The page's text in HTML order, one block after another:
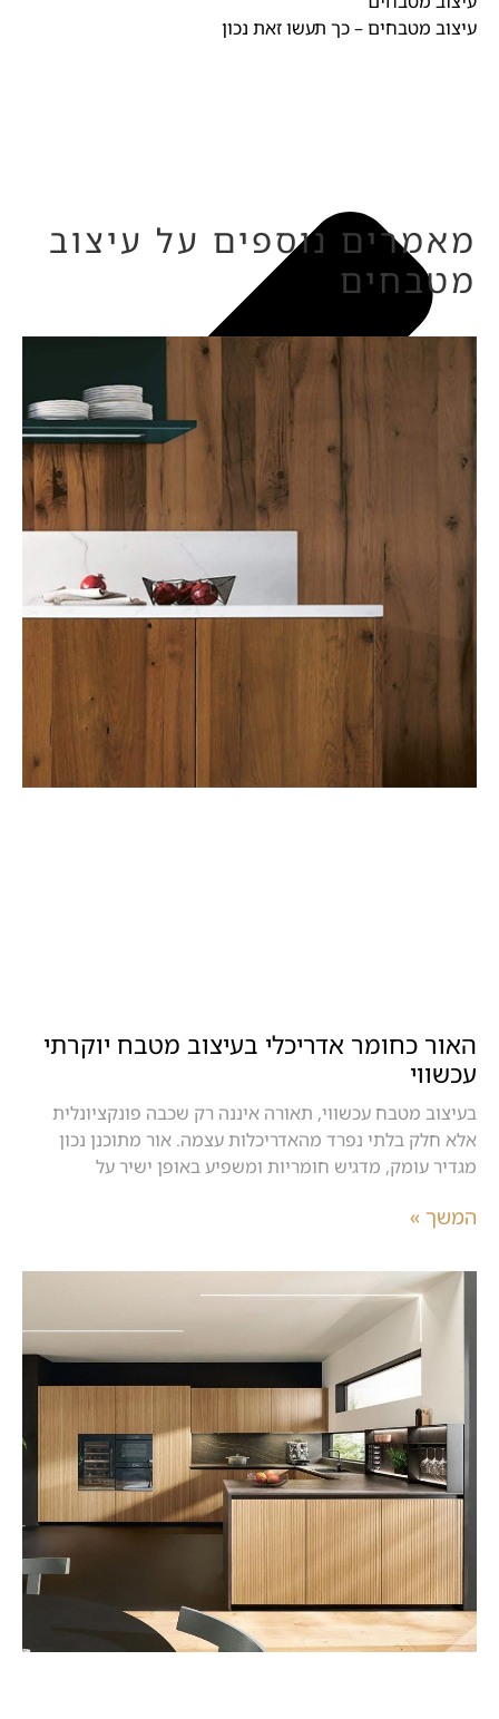
עיצוב מטבחים – כך תעשו זאת נכון
מאמרים נוספים על עיצוב
מטבחים
האור כחומר אדריכלי בעיצוב מטבח יוקרתי
עכשווי
בעיצוב מטבח עכשווי, תאורה איננה רק שכבה פונקציונלית
אלא חלק בלתי נפרד מהאדריכלות עצמה. אור מתוכנן נכון
מגדיר עומק, מדגיש חומריות ומשפיע באופן ישיר על
המשך »